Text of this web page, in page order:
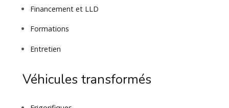
Financement et LLD
Formations
Entretien
Véhicules transformés